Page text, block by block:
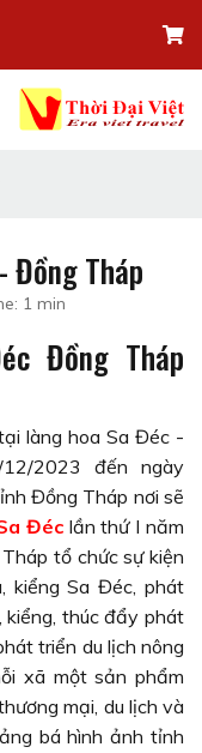
Đồng Tháp
1 min
Đồng Tháp
làng hoa Sa Đéc -
2023 đến ngày
Đồng Tháp nơi sẽ
Đéclần thứ I năm
tổ chức sự kiện
kiểng Sa Đéc, phát
kiểng, thúc đẩy phát
triển du lịch nông
xã một sản phẩm
mại, du lịch và
bá hình ảnh tỉnh